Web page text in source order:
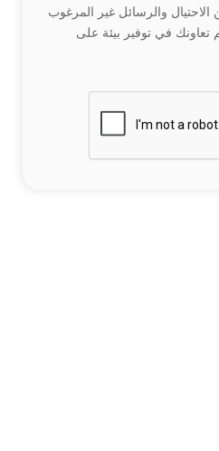
والرسائل غير المرغوب
تعاونك في توفير بيئة على